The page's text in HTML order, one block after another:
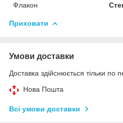
Флакон
Приховати
Умови доставки
Доставка здійснюється тільки по
Нова Пошта
Всі умови доставки